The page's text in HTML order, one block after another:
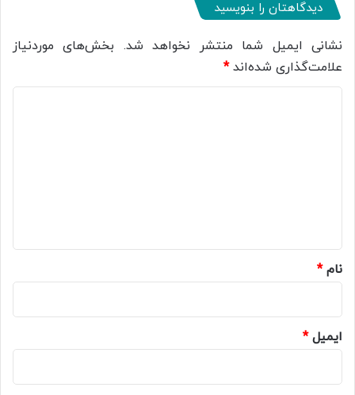
دیدگاهتان را بنویسید
نشانی ایمیل شما منتشر نخواهد شد. بخش‌های موردنیاز
علامت‌گذاری شده‌اند*
نام*
ایمیل*